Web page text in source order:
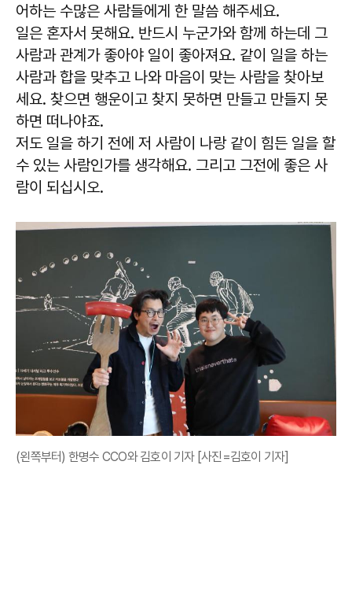
어하는 수많은 사람들에게 한 말씀 해주세요.
일은 혼자서 못해요. 반드시 누군가와 함께 하는데 그
사람과 관계가 좋아야 일이 좋아져요. 같이 일을 하는
사람과 합을 맞추고 나와 마음이 맞는 사람을 찾아보
세요. 찾으면 행운이고 찾지 못하면 만들고 만들지 못
하면 떠나야죠.
저도 일을 하기 전에 저 사람이 나랑 같이 힘든 일을 할
수 있는 사람인가를 생각해요. 그리고 그전에 좋은 사
람이 되십시오.
(왼쪽부터) 한명수 CCO와 김호이 기자 [사진=김호이 기자]